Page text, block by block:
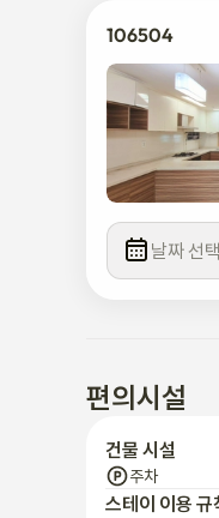
106504
날짜 선
편의시설
건물 시설
주차
스테이 이용 규